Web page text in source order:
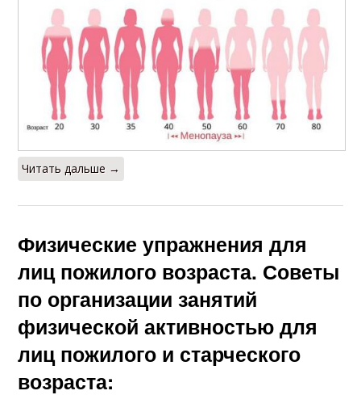
Читать дальше →
Физические упражнения для
лиц пожилого возраста. Советы
по организации занятий
физической активностью для
лиц пожилого и старческого
возраста: